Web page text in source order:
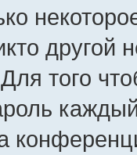
другой
того